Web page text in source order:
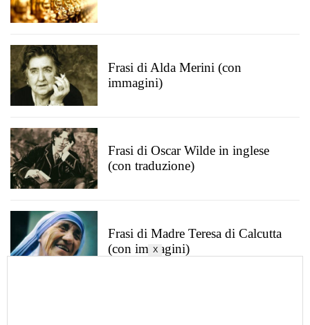
Frasi di Alda Merini (con
immagini)
Frasi di Oscar Wilde in inglese
(con traduzione)
Frasi di Madre Teresa di Calcutta
(con immagini)
X